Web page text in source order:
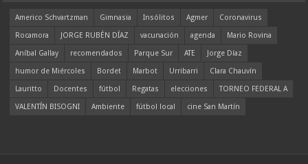
Americo Schvartzman Gimnasia Insólitos Agmer
Coronavirus
Rocamora
JORGE RUBÉN DÍAZ vacunación agenda
Mario Rovina
Aníbal Gallay
recomendados Parque Sur ATE
Jorge Díaz
humor de Miércoles
Bordet Marbot Urribarri
Clara Chauvín
Lauritto
Docentes fútbol Regatas elecciones
TORNEO FEDERAL A
VALENTÍN BISOGNI
Ambiente fútbol local cine San Martín